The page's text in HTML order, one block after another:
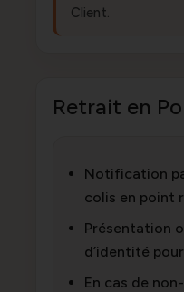
Client.
Retrait en
Notification
colis en point
Présentation
d’identité
En cas de